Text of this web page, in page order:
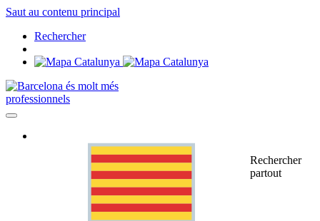
Saut au contenu principal
Rechercher
professionnels
Rechercher
partout